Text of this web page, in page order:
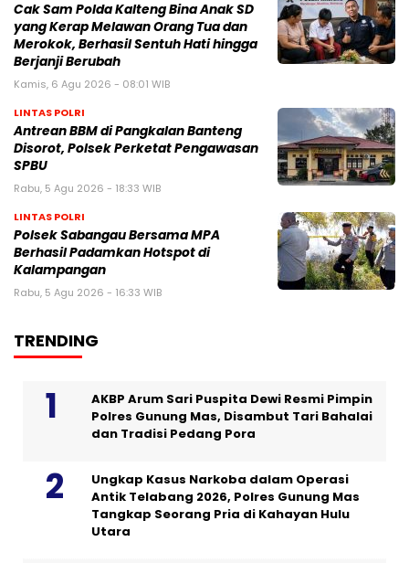
Cak Sam Polda Kalteng Bina Anak SD
yang Kerap Melawan Orang Tua dan
Merokok, Berhasil Sentuh Hati hingga
Berjanji Berubah
Kamis, 6 Agu 2026 - 08:01 WIB
LINTAS POLRI
Antrean BBM di Pangkalan Banteng
Disorot, Polsek Perketat Pengawasan
SPBU
Rabu, 5 Agu 2026 - 18:33 WIB
LINTAS POLRI
Polsek Sabangau Bersama MPA
Berhasil Padamkan Hotspot di
Kalampangan
Rabu, 5 Agu 2026 - 16:33 WIB
TRENDING
AKBP Arum Sari Puspita Dewi Resmi Pimpin
Polres Gunung Mas, Disambut Tari Bahalai
dan Tradisi Pedang Pora
Ungkap Kasus Narkoba dalam Operasi
Antik Telabang 2026, Polres Gunung Mas
Tangkap Seorang Pria di Kahayan Hulu
Utara